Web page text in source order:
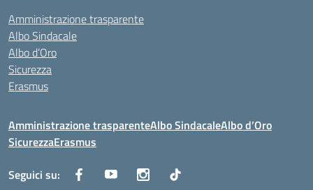
Amministrazione trasparente
Albo Sindacale
Albo d’Oro
Sicurezza
Erasmus
Amministrazione trasparenteAlbo SindacaleAlbo d’Oro
SicurezzaErasmus
Seguici su: